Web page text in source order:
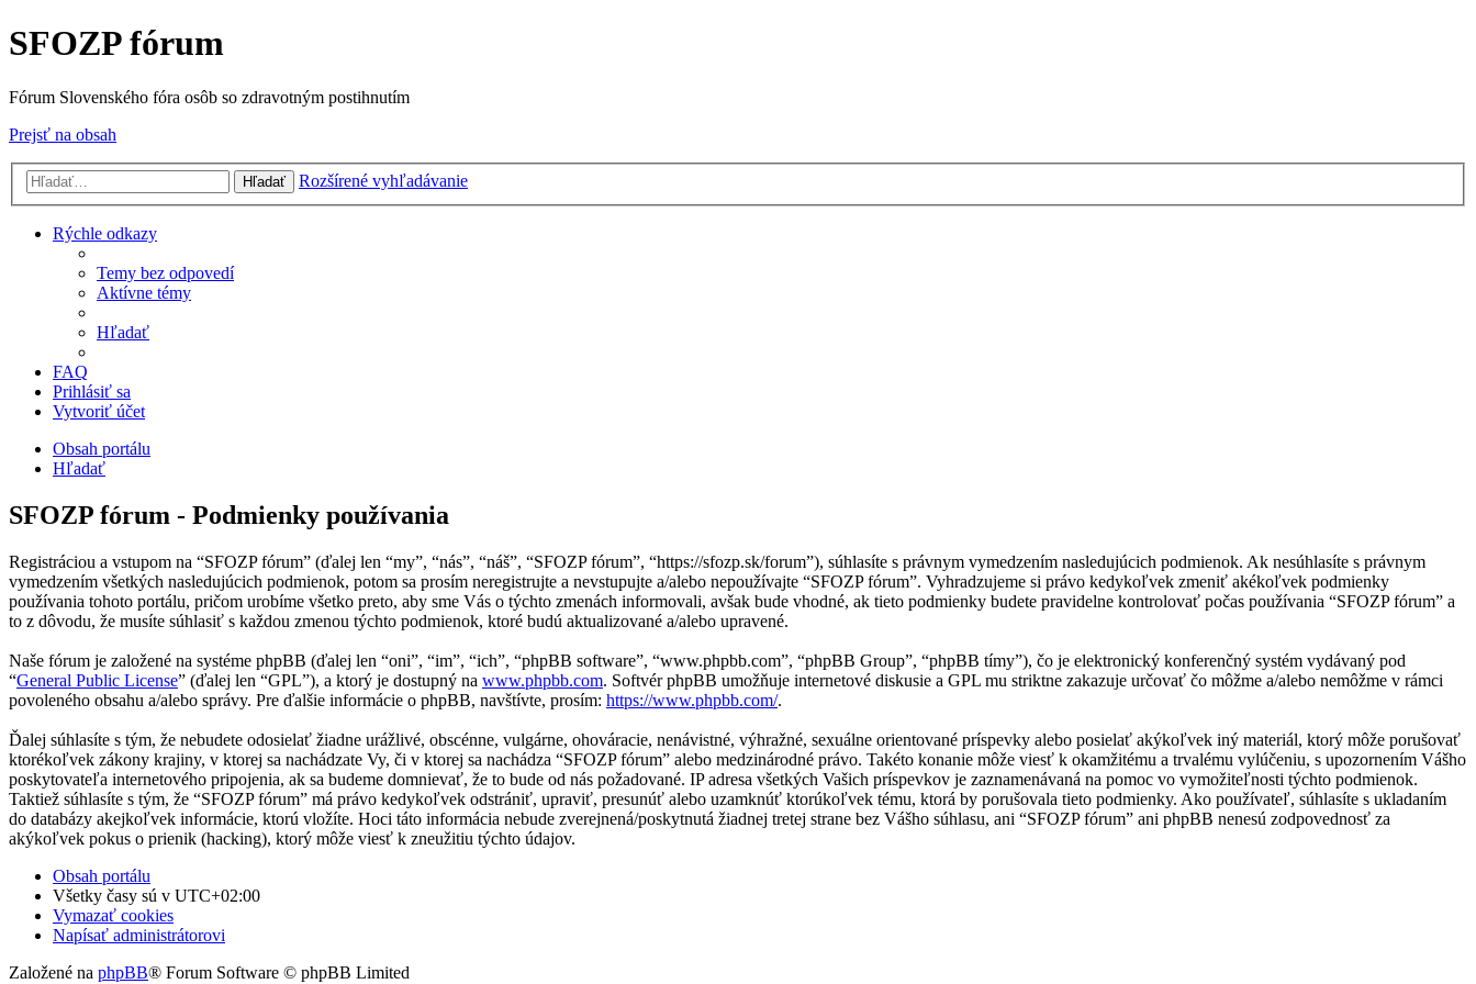
SFOZP fórum
Fórum Slovenského fóra osôb so zdravotným postihnutím
Prejsť na obsah
Hľadať Rozšírené vyhľadávanie
Rýchle odkazy
Temy bez odpovedí
Aktívne témy
Hľadať
FAQ
Prihlásiť sa
Vytvoriť účet
Obsah portálu
Hľadať
SFOZP fórum - Podmienky používania
Registráciou a vstupom na “SFOZP fórum” (ďalej len “my”, “nás”, “náš”, “SFOZP fórum”, “https://sfozp.sk/forum”), súhlasíte s právnym vymedzením nasledujúcich podmienok. Ak nesúhlasíte s právnym
vymedzením všetkých nasledujúcich podmienok, potom sa prosím neregistrujte a nevstupujte a/alebo nepoužívajte “SFOZP fórum”. Vyhradzujeme si právo kedykoľvek zmeniť akékoľvek podmienky
používania tohoto portálu, pričom urobíme všetko preto, aby sme Vás o týchto zmenách informovali, avšak bude vhodné, ak tieto podmienky budete pravidelne kontrolovať počas používania “SFOZP fórum” a
to z dôvodu, že musíte súhlasiť s každou zmenou týchto podmienok, ktoré budú aktualizované a/alebo upravené.
Naše fórum je založené na systéme phpBB (ďalej len “oni”, “im”, “ich”, “phpBB software”, “www.phpbb.com”, “phpBB Group”, “phpBB tímy”), čo je elektronický konferenčný systém vydávaný pod
“General Public License” (ďalej len “GPL”), a ktorý je dostupný na www.phpbb.com. Softvér phpBB umožňuje internetové diskusie a GPL mu striktne zakazuje určovať čo môžme a/alebo nemôžme v rámci
povoleného obsahu a/alebo správy. Pre ďalšie informácie o phpBB, navštívte, prosím: https://www.phpbb.com/.
Ďalej súhlasíte s tým, že nebudete odosielať žiadne urážlivé, obscénne, vulgárne, ohováracie, nenávistné, výhražné, sexuálne orientované príspevky alebo posielať akýkoľvek iný materiál, ktorý môže porušovať
ktorékoľvek zákony krajiny, v ktorej sa nachádzate Vy, či v ktorej sa nachádza “SFOZP fórum” alebo medzinárodné právo. Takéto konanie môže viesť k okamžitému a trvalému vylúčeniu, s upozornením Vášho
poskytovateľa internetového pripojenia, ak sa budeme domnievať, že to bude od nás požadované. IP adresa všetkých Vašich príspevkov je zaznamenávaná na pomoc vo vymožiteľnosti týchto podmienok.
Taktiež súhlasíte s tým, že “SFOZP fórum” má právo kedykoľvek odstrániť, upraviť, presunúť alebo uzamknúť ktorúkoľvek tému, ktorá by porušovala tieto podmienky. Ako používateľ, súhlasíte s ukladaním
do databázy akejkoľvek informácie, ktorú vložíte. Hoci táto informácia nebude zverejnená/poskytnutá žiadnej tretej strane bez Vášho súhlasu, ani “SFOZP fórum” ani phpBB nenesú zodpovednosť za
akýkoľvek pokus o prienik (hacking), ktorý môže viesť k zneužitiu týchto údajov.
Obsah portálu
Všetky časy sú v UTC+02:00
Vymazať cookies
Napísať administrátorovi
Založené na phpBB® Forum Software © phpBB Limited